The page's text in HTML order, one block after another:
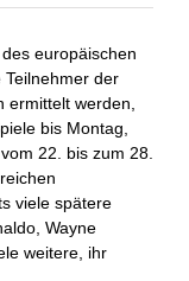
europäischen
Teilnehmer der
ermittelt werden,
bis Montag,
22. bis zum 28.
viele spätere
Wayne
weitere, ihr